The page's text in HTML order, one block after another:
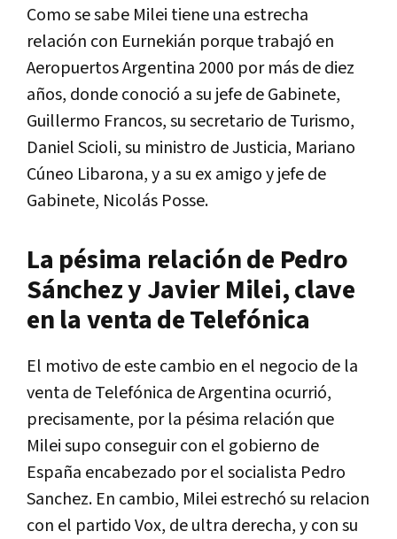
Como se sabe Milei tiene una estrecha
relación con Eurnekián porque trabajó en
Aeropuertos Argentina 2000 por más de diez
años, donde conoció a su jefe de Gabinete,
Guillermo Francos, su secretario de Turismo,
Daniel Scioli, su ministro de Justicia, Mariano
Cúneo Libarona, y a su ex amigo y jefe de
Gabinete, Nicolás Posse.
La pésima relación de Pedro
Sánchez y Javier Milei, clave
en la venta de Telefónica
El motivo de este cambio en el negocio de la
venta de Telefónica de Argentina ocurrió,
precisamente, por la pésima relación que
Milei supo conseguir con el gobierno de
España encabezado por el socialista Pedro
Sanchez. En cambio, Milei estrechó su relacion
con el partido Vox, de ultra derecha, y con su